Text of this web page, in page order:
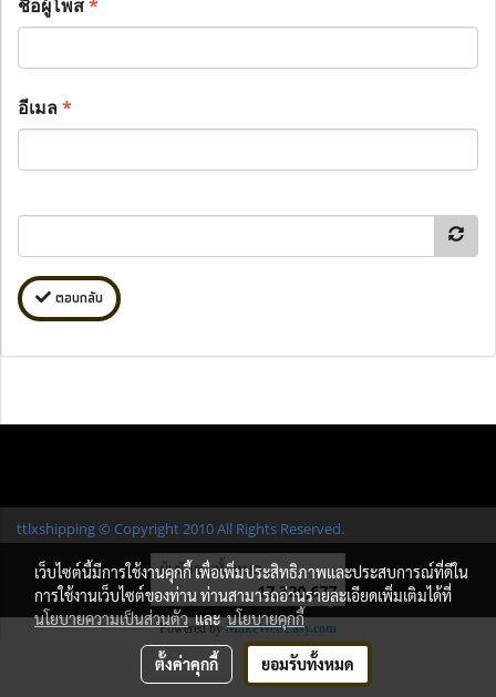
ชื่อผู้โพส*
อีเมล*
ตอบกลับ
ttlxshipping © Copyright 2010 All Rights Reserved.
ผู้เข้าชมทั้งหมด
17,320,677
Powered by MakeWebEasy.com
เว็บไซต์นี้มีการใช้งานคุกกี้ เพื่อเพิ่มประสิทธิภาพและประสบการณ์ที่ดีใน
การใช้งานเว็บไซต์ของท่าน ท่านสามารถอ่านรายละเอียดเพิ่มเติมได้ที่
นโยบายความเป็นส่วนตัวและนโยบายคุกกี้
ตั้งค่าคุกกี้ ยอมรับทั้งหมด